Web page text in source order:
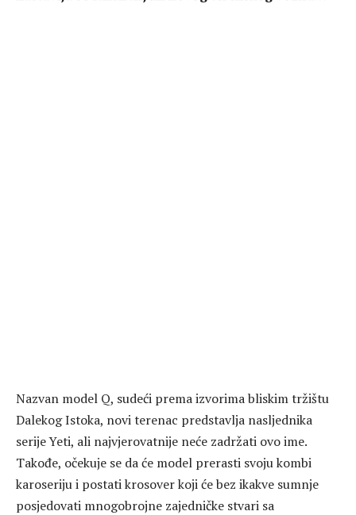
Nazvan model Q, sudeći prema izvorima bliskim tržištu
Dalekog Istoka, novi terenac predstavlja nasljednika
serije Yeti, ali najvjerovatnije neće zadržati ovo ime.
Takođe, očekuje se da će model prerasti svoju kombi
karoseriju i postati krosover koji će bez ikakve sumnje
posjedovati mnogobrojne zajedničke stvari sa